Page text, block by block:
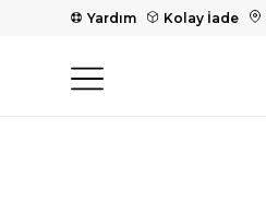
Yardım Kolay İade